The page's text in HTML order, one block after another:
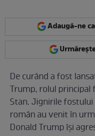
Adaugă-ne
De curând a fost
Trump, rolul
Stan. Jignirile
român au venit în
Donald Trump își